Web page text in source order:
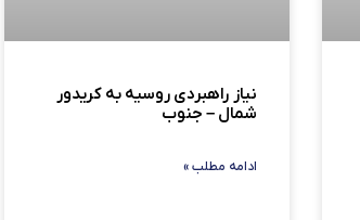
نیاز راهبردی روسیه به کریدور
شمال – جنوب
ادامه مطلب »